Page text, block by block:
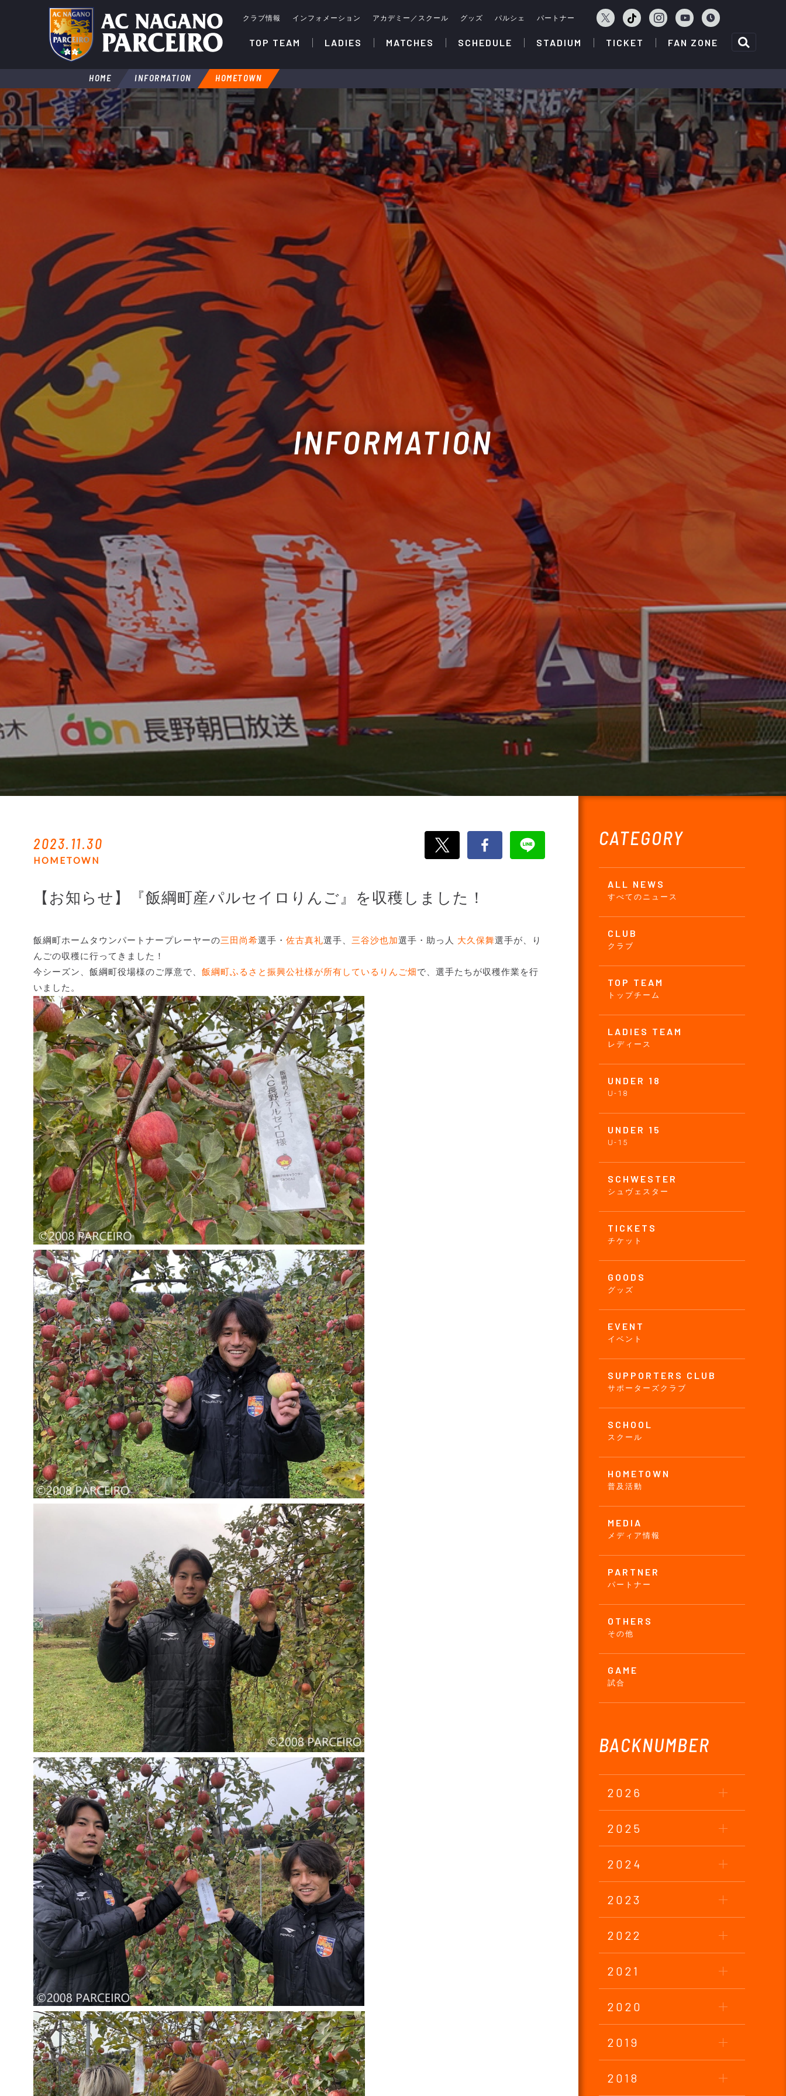
クラブ情報 インフォメーション アカデミー／スクール グッズ パルシェ パートナー
TOP TEAM LADIES MATCHES SCHEDULE STADIUM TICKET FAN ZONE
HOME INFORMATION HOMETOWN
INFORMATION
CATEGORY
ALL NEWS
すべてのニュース
CLUB
クラブ
TOP TEAM
トップチーム
LADIES TEAM
レディース
UNDER 18
U-18
UNDER 15
U-15
SCHWESTER
シュヴェスター
TICKETS
チケット
GOODS
グッズ
EVENT
イベント
SUPPORTERS CLUB
サポーターズクラブ
SCHOOL
スクール
HOMETOWN
普及活動
MEDIA
メディア情報
PARTNER
パートナー
OTHERS
その他
GAME
試合
BACKNUMBER
2026
2025
2024
2023
2022
2021
2020
2019
2018
2023.11.30
HOMETOWN
【お知らせ】『飯綱町産パルセイロりんご』を収穫しました！
飯綱町ホームタウンパートナープレーヤーの三田尚希選手・ 佐古真礼選手、 三谷沙也加選手・助っ人 大久保舞選手が、り
んごの収穫に行ってきました！
今シーズン、飯綱町役場様のご厚意で、 飯綱町ふるさと振興公社様が所有しているりんご畑で、選手たちが収穫作業を行
いました。